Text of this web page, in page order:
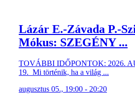
Lázár E.-Závada P.-
Mókus: SZEGÉNY ...
TOVÁBBI IDŐPONTOK: 2026.
19. Mi történik, ha a világ ...
augusztus 05., 19:00 - 20:20